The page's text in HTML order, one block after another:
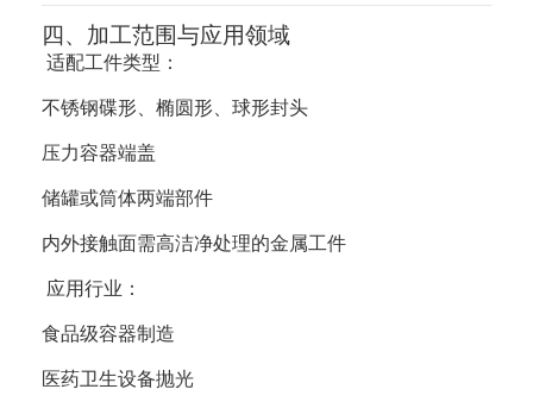
四、加工范围与应用领域
适配工件类型：
不锈钢碟形、椭圆形、球形封头
压力容器端盖
储罐或筒体两端部件
内外接触面需高洁净处理的金属工件
应用行业：
食品级容器制造
医药卫生设备抛光